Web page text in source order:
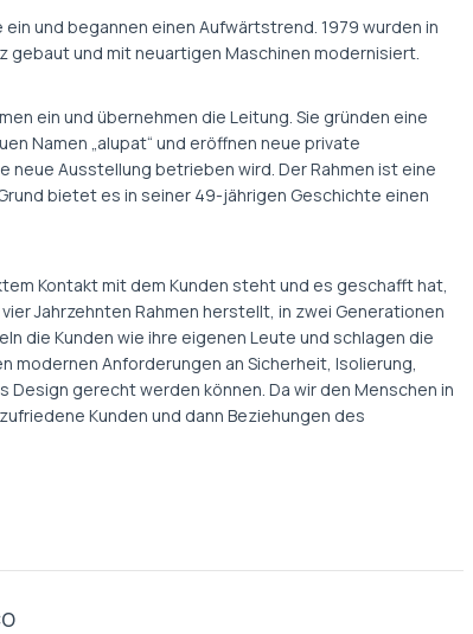
und begannen einen Aufwärtstrend. 1979 wurden in
gebaut und mit neuartigen Maschinen modernisiert.
ein und übernehmen die Leitung. Sie gründen eine
Namen „alupat“ und eröffnen neue private
neue Ausstellung betrieben wird. Der Rahmen ist eine
bietet es in seiner 49-jährigen Geschichte einen
Kontakt mit dem Kunden steht und es geschafft hat,
Jahrzehnten Rahmen herstellt, in zwei Generationen
die Kunden wie ihre eigenen Leute und schlagen die
modernen Anforderungen an Sicherheit, Isolierung,
gerecht werden können. Da wir den Menschen in
Kunden und dann Beziehungen des